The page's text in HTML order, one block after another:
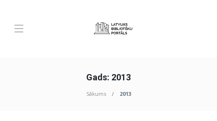
Gads: 2013
Sākums 2013